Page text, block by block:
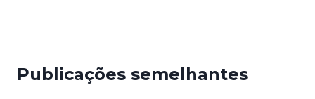
Publicações semelhantes